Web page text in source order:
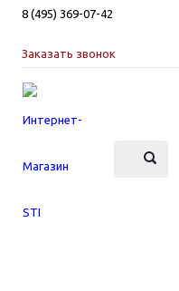
8 (495) 369-07-42
Заказать звонок